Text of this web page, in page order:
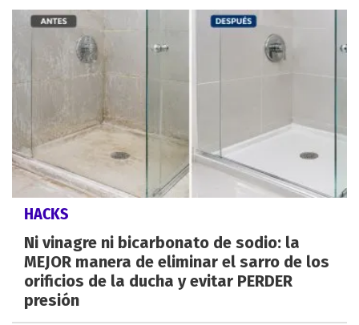
HACKS
Ni vinagre ni bicarbonato de sodio: la
MEJOR manera de eliminar el sarro de los
orificios de la ducha y evitar PERDER
presión